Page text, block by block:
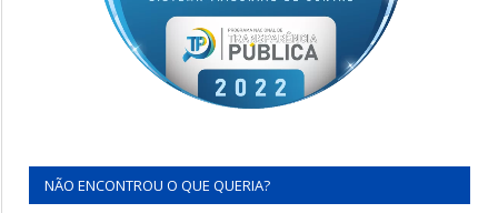
NÃO ENCONTROU O QUE QUERIA?